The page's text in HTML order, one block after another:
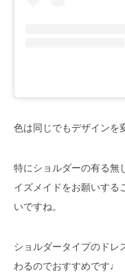
色は同じでもデザイン
特にショルダーの有る無
イズメイドをお願いする
いですね。
ショルダータイプのドレ
わるのでおすすめです♩